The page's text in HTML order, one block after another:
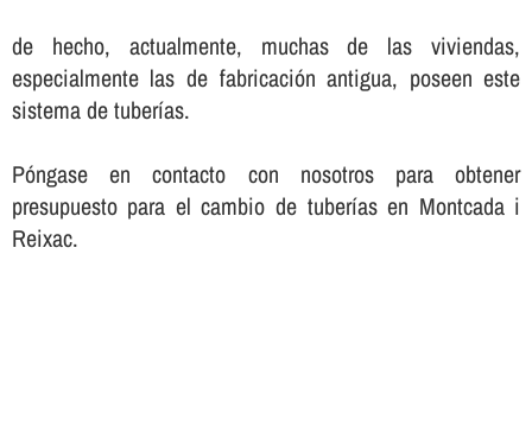
de hecho, actualmente, muchas de las viviendas,
especialmente las de fabricación antigua, poseen este
sistema de tuberí­as.
Póngase en contacto con nosotros para obtener
presupuesto para el cambio de tuberí­as en Montcada i
Reixac.